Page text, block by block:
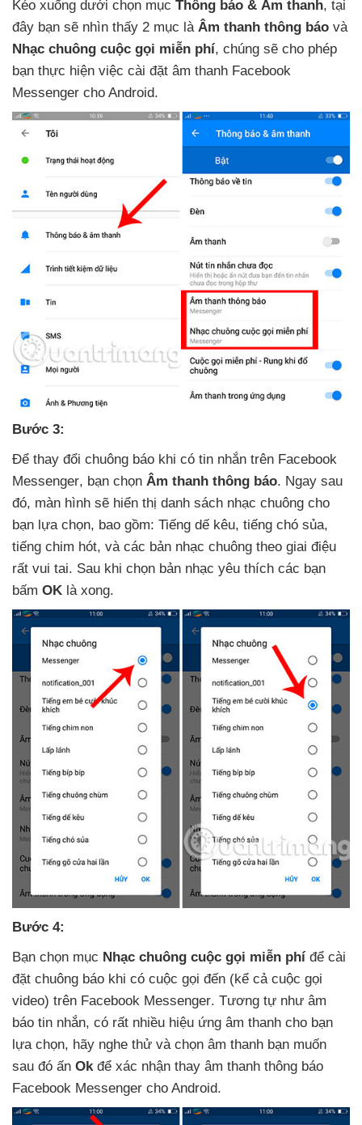
Kéo xuống dưới chọn mục Thông báo & Âm thanh, tại
đây bạn sẽ nhìn thấy 2 mục là Âm thanh thông báo và
Nhạc chuông cuộc gọi miễn phí, chúng sẽ cho phép
bạn thực hiện việc cài đặt âm thanh Facebook
Messenger cho Android.
Bước 3:
Để thay đổi chuông báo khi có tin nhắn trên Facebook
Messenger, bạn chọn Âm thanh thông báo. Ngay sau
đó, màn hình sẽ hiển thị danh sách nhạc chuông cho
bạn lựa chọn, bao gồm: Tiếng dế kêu, tiếng chó sủa,
tiếng chim hót, và các bản nhạc chuông theo giai điệu
rất vui tai. Sau khi chọn bản nhạc yêu thích các bạn
bấm OK là xong.
Bước 4:
Bạn chọn mục Nhạc chuông cuộc gọi miễn phí để cài
đặt chuông báo khi có cuộc gọi đến (kể cả cuộc gọi
video) trên Facebook Messenger. Tương tự như âm
báo tin nhắn, có rất nhiều hiệu ứng âm thanh cho bạn
lựa chọn, hãy nghe thử và chọn âm thanh bạn muốn
sau đó ấn Ok để xác nhận thay âm thanh thông báo
Facebook Messenger cho Android.